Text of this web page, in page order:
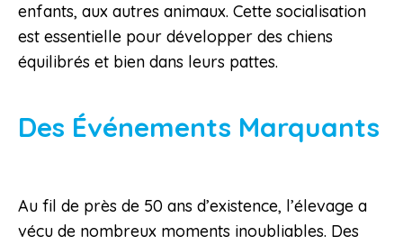
enfants, aux autres animaux. Cette socialisation
est essentielle pour développer des chiens
équilibrés et bien dans leurs pattes.
Des Événements Marquants
Au fil de près de 50 ans d’existence, l’élevage a
vécu de nombreux moments inoubliables. Des